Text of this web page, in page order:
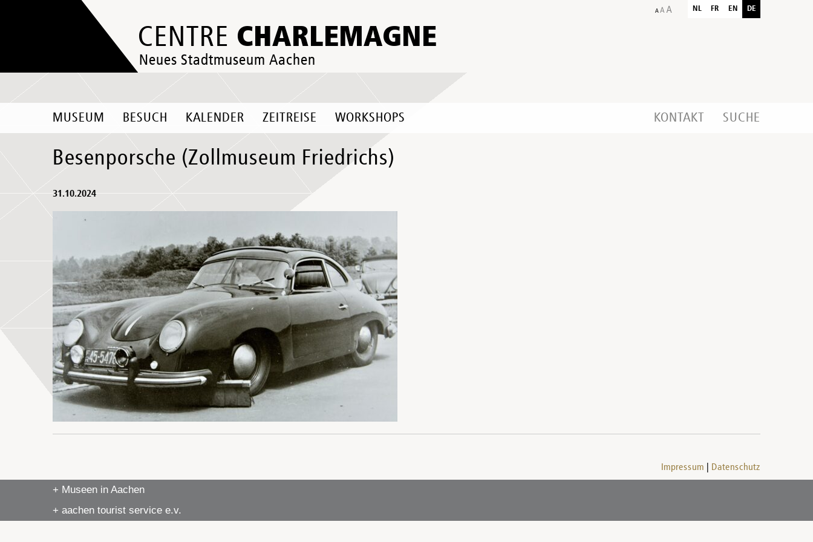
CENTRE CHARLEMAGNE
Neues Stadtmuseum Aachen
NL FR EN DE
MUSEUM BESUCH KALENDER ZEITREISE WORKSHOPS KONTAKT SUCHE
Besenporsche (Zollmuseum Friedrichs)
31.10.2024
Impressum Datenschutz
+ Museen in Aachen
+ aachen tourist service e.v.